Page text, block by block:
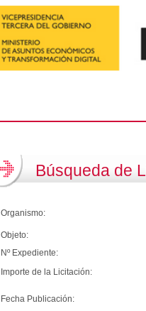
Búsqueda de
Organismo:
Objeto:
Nº Expediente:
Importe de la Licitación:
Fecha Publicación: